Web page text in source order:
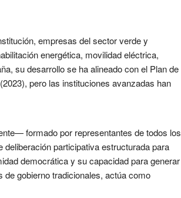
empresas del sector verde y
energética, movilidad eléctrica,
su desarrollo se ha alineado con el Plan de
pero las instituciones avanzadas han
formado por representantes de todos los
participativa estructurada para
democrática y su capacidad para generar
gobierno tradicionales, actúa como